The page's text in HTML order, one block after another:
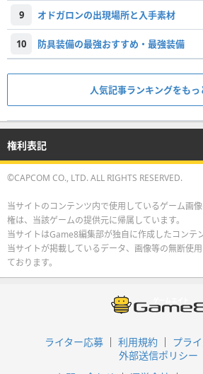
9 オドガロンの出現場所と入手素材
10 防具装備の最強おすすめ・最強装備
人気記事ランキングをもっ
権利表記
©CAPCOM CO., LTD. ALL RIGHTS RESERVED.
当サイトのコンテンツ内で使用しているゲーム画
権は、当該ゲームの提供元に帰属しています。
当サイトはGame8編集部が独自に作成したコンテ
当サイトが掲載しているデータ、画像等の無断使
ております。
ライター応募 利用規約
プラ
外部送信ポリシー